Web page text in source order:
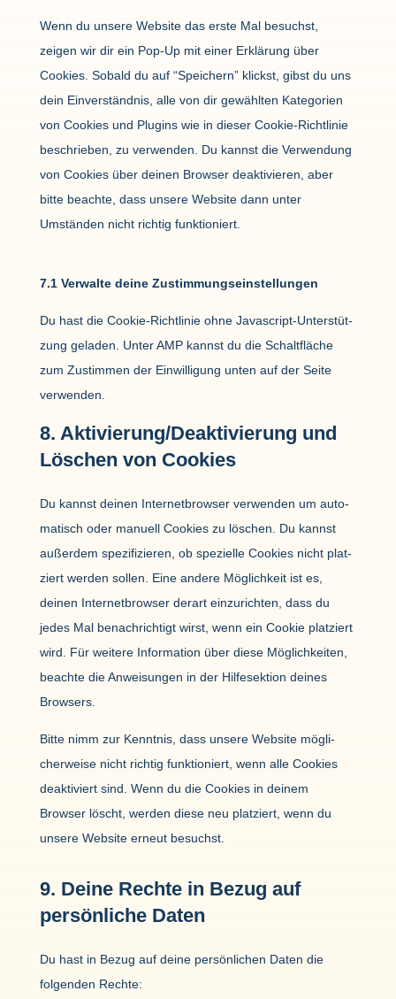
Wenn du unsere Website das erste Mal besuchst,
zeigen wir dir ein Pop-Up mit einer Erklä­rung über
Cookies. Sobald du auf “Spei­chern” klickst, gibst du uns
dein Einver­ständnis, alle von dir gewählten Kate­go­rien
von Cookies und Plugins wie in dieser Cookie-Richt­linie
beschrieben, zu verwenden. Du kannst die Verwen­dung
von Cookies über deinen Browser deak­ti­vieren, aber
bitte beachte, dass unsere Website dann unter
Umständen nicht richtig funk­tio­niert.
7.1 Verwalte deine Zustim­mungs­ein­stel­lungen
Du hast die Cookie-Richt­linie ohne Java­script-Unter­stüt­
zung geladen. Unter AMP kannst du die Schalt­fläche
zum Zustimmen der Einwil­li­gung unten auf der Seite
verwenden.
8. Aktivierung/Deaktivierung und
Löschen von Cookies
Du kannst deinen Inter­net­browser verwenden um auto­
ma­tisch oder manuell Cookies zu löschen. Du kannst
außerdem spezi­fi­zieren, ob spezi­elle Cookies nicht plat­
ziert werden sollen. Eine andere Möglich­keit ist es,
deinen Inter­net­browser derart einzu­richten, dass du
jedes Mal benach­rich­tigt wirst, wenn ein Cookie plat­ziert
wird. Für weitere Infor­ma­tion über diese Möglich­keiten,
beachte die Anwei­sungen in der Hilf­e­sek­tion deines
Brow­sers.
Bitte nimm zur Kenntnis, dass unsere Website mögli­
cher­weise nicht richtig funk­tio­niert, wenn alle Cookies
deak­ti­viert sind. Wenn du die Cookies in deinem
Browser löscht, werden diese neu plat­ziert, wenn du
unsere Website erneut besuchst.
9. Deine Rechte in Bezug auf
persön­liche Daten
Du hast in Bezug auf deine persön­li­chen Daten die
folgenden Rechte: